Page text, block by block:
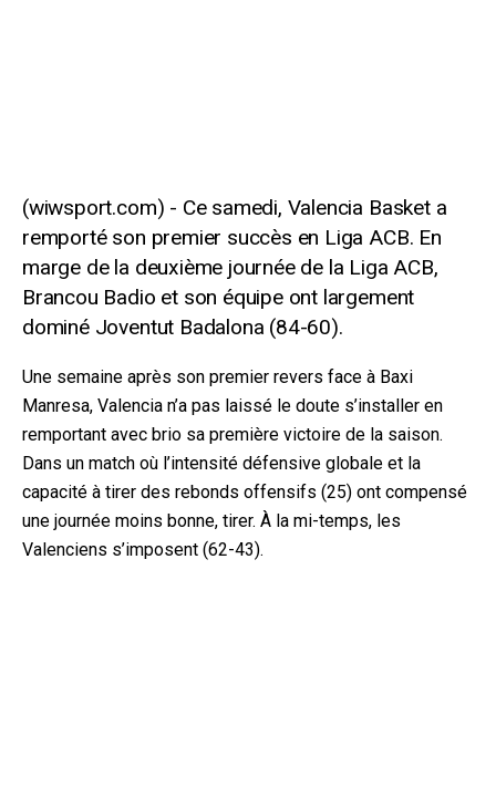
Ce samedi, Valencia Basket a
remporté son premier succès en Liga ACB. En
marge de la deuxième journée de la Liga ACB,
Brancou Badio et son équipe ont largement
dominé Joventut Badalona (84-60).
Une semaine après son premier revers face à Baxi
Manresa, Valencia n’a pas laissé le doute s’installer en
remportant avec brio sa première victoire de la saison.
Dans un match où l’intensité défensive globale et la
capacité à tirer des rebonds offensifs (25) ont compensé
une journée moins bonne, tirer. À la mi-temps, les
Valenciens s’imposent (62-43).